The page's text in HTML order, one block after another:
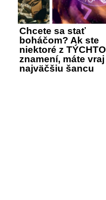
Chcete sa stať
boháčom? Ak ste
niektoré z TÝCHTO
znamení, máte vraj
najväčšiu šancu